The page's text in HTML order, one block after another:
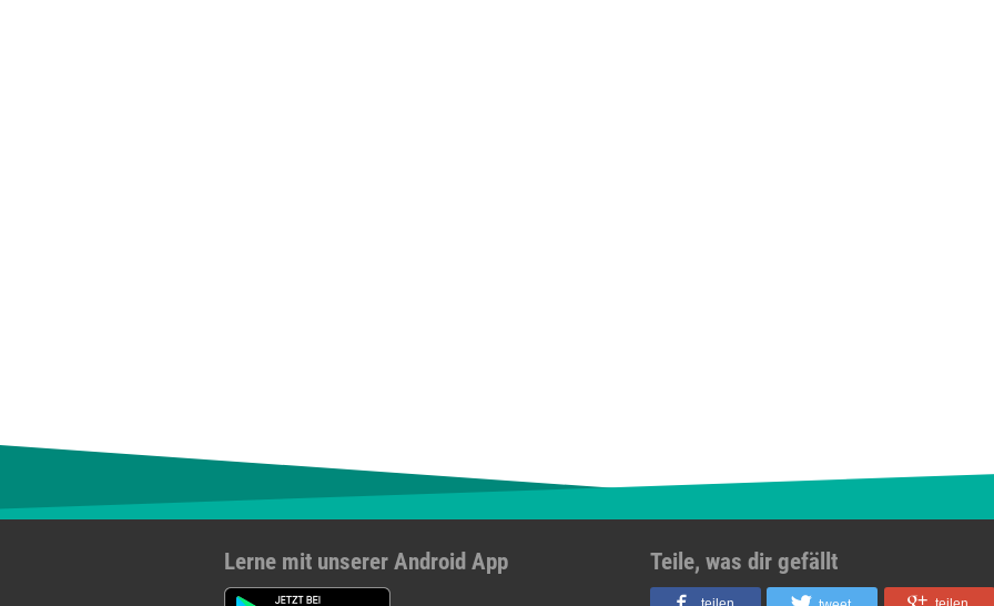
Lerne mit unserer Android App Teile, was dir gefällt